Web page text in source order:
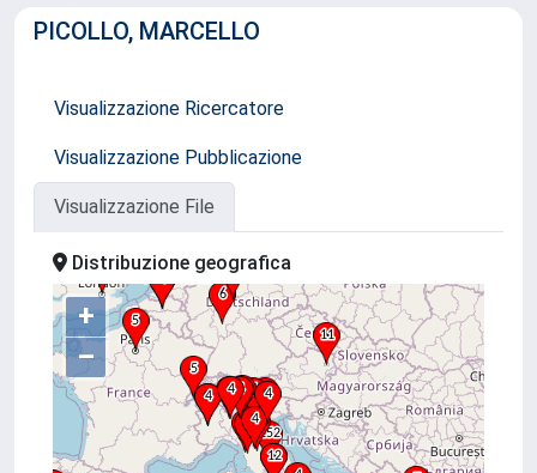
PICOLLO, MARCELLO
Visualizzazione Ricercatore
Visualizzazione Pubblicazione
Visualizzazione File
Distribuzione geografica
+
–